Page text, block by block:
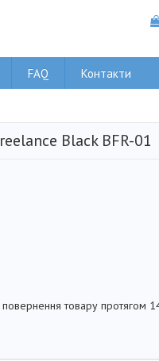
FAQ Контакти
Black BFR-01
повернення товару протягом